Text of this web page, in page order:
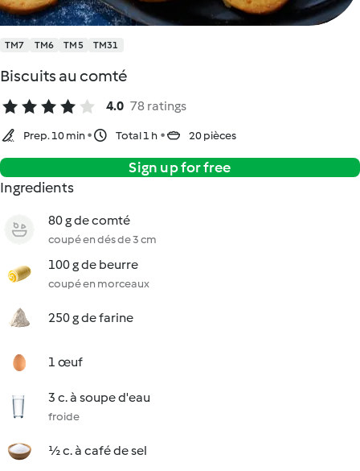
TM7 TM6 TM5 TM31
Biscuits au comté
4.0 78 ratings
Prep. 10 min Total 1 h 20 pièces
Sign up for free
Ingredients
80 g de comté
coupé en dés de 3 cm
100 g de beurre
coupé en morceaux
250 g de farine
1 œuf
3 c. à soupe d'eau
froide
½ c. à café de sel